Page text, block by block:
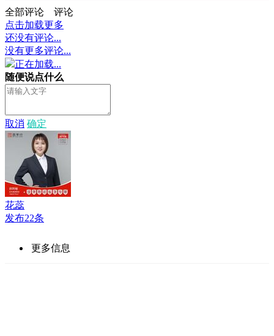
全部评论
评论
点击加载更多
还没有评论...
没有更多评论...
正在加载...
随便说点什么
取消 确定
花蕊
发布22条
更多信息